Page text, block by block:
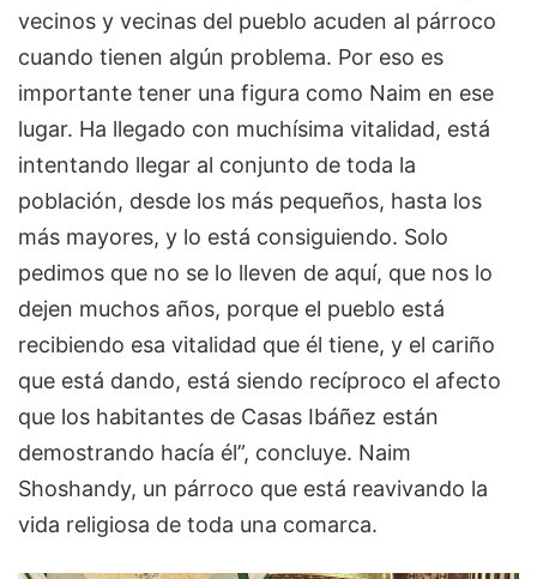
vecinos y vecinas del pueblo acuden al párroco
cuando tienen algún problema. Por eso es
importante tener una figura como Naim en ese
lugar. Ha llegado con muchísima vitalidad, está
intentando llegar al conjunto de toda la
población, desde los más pequeños, hasta los
más mayores, y lo está consiguiendo. Solo
pedimos que no se lo lleven de aquí, que nos lo
dejen muchos años, porque el pueblo está
recibiendo esa vitalidad que él tiene, y el cariño
que está dando, está siendo recíproco el afecto
que los habitantes de Casas Ibáñez están
demostrando hacía él”, concluye. Naim
Shoshandy, un párroco que está reavivando la
vida religiosa de toda una comarca.